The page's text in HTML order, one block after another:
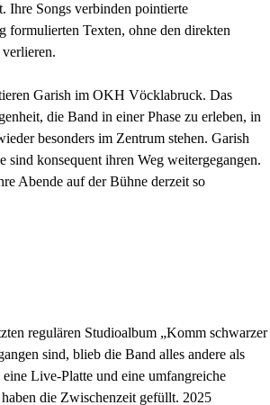
Ihre Songs verbinden pointierte
formulierten Texten, ohne den direkten
Garish im OKH Vöcklabruck. Das
die Band in einer Phase zu erleben, in
besonders im Zentrum stehen. Garish
sind konsequent ihren Weg weitergegangen.
Abende auf der Bühne derzeit so
regulären Studioalbum „Komm schwarzer
sind, blieb die Band alles andere als
Live-Platte und eine umfangreiche
die Zwischenzeit gefüllt. 2025